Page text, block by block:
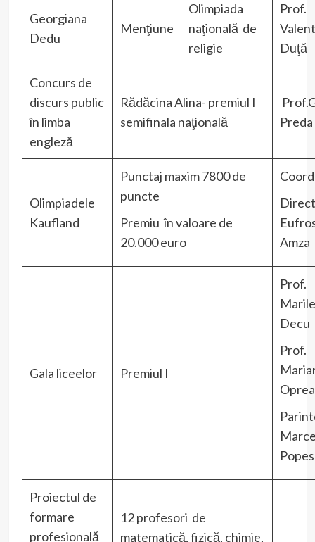
Georgiana
Dedu
Menţiune
Olimpiada
naţională de
religie
Prof.
Duţă
Concurs de
discurs public
în limba
engleză
Rădăcina Alina- premiul I
semifinala naţională
Preda
Olimpiadele
Kaufland
Punctaj maxim 7800 de
puncte
Premiu în valoare de
20.000 euro
Amza
Gala liceelor Premiul I
Prof.
Decu
Prof.
Oprea
Proiectul de
formare
profesională
12 profesori de
matematică, fizică, chimie,